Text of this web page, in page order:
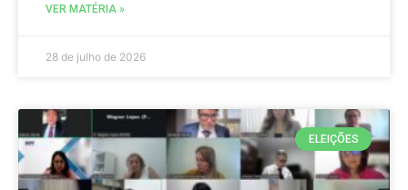
VER MATÉRIA »
28 de julho de 2026
ELEIÇÕES